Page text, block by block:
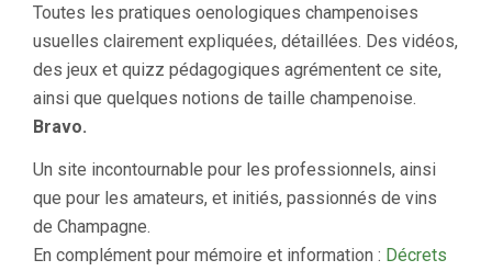
Toutes les pratiques oenologiques champenoises
usuelles clairement expliquées, détaillées. Des vidéos,
des jeux et quizz pédagogiques agrémentent ce site,
ainsi que quelques notions de taille champenoise.
Bravo.
Un site incontournable pour les professionnels, ainsi
que pour les amateurs, et initiés, passionnés de vins
de Champagne.
En complément pour mémoire et information : Décrets